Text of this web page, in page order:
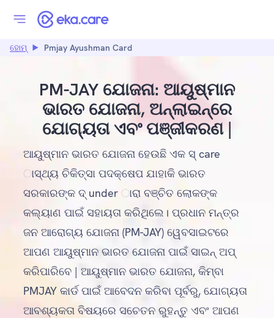
ହୋମ୍ Pmjay Ayushman Card
PM-JAY ଯୋଜନା: ଆୟୁଷ୍ମାନ
ଭାରତ ଯୋଜନା, ଅନ୍ଲାଇନ୍ରେ
ଯୋଗ୍ୟତା ଏବଂ ପଞ୍ଜୀକରଣ |
ଆୟୁଷ୍ମାନ ଭାରତ ଯୋଜନା ହେଉଛି ଏକ ସ୍ care
ାସ୍ଥ୍ୟ ଚିକିତ୍ସା ପଦକ୍ଷେପ ଯାହାକି ଭାରତ
ସରକାରଙ୍କ ଦ୍ under ାରା ବଞ୍ଚିତ ଲୋକଙ୍କ
କଲ୍ୟାଣ ପାଇଁ ସହାୟତା କରିଥିଲେ। ପ୍ରଧାନ ମନ୍ତ୍ର
ଜନ ଆରୋଗ୍ୟ ଯୋଜନା (PM-JAY) ୱେବସାଇଟରେ
ଆପଣ ଆୟୁଷ୍ମାନ ଭାରତ ଯୋଜନା ପାଇଁ ସାଇନ୍ ଅପ୍
କରିପାରିବେ | ଆୟୁଷ୍ମାନ ଭାରତ ଯୋଜନା, କିମ୍ବା
PMJAY କାର୍ଡ ପାଇଁ ଆବେଦନ କରିବା ପୂର୍ବରୁ, ଯୋଗ୍ୟତା
ଆବଶ୍ୟକତା ବିଷୟରେ ସଚେତନ ରୁହନ୍ତୁ ଏବଂ ଆପଣ